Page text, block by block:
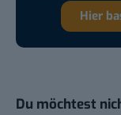
Hier
Du möchtest